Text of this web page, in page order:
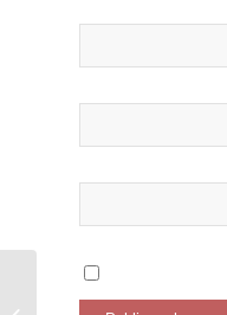
Introducción al Teatro